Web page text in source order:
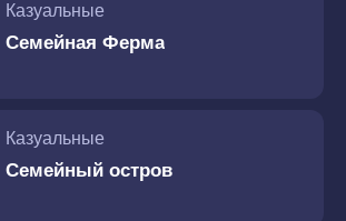
Казуальные
Семейная Ферма
Казуальные
Семейный остров